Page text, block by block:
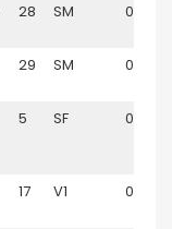
28 SM
29 SM
5 SF
17 V1